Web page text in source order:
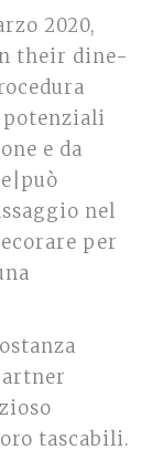
2020,
their dine-
e da
nel
per
tascabili.